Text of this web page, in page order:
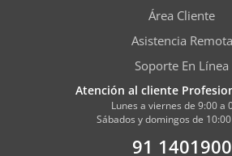
Área Cliente
Asistencia Remota
Soporte En Línea
Atención al cliente
Lunes a viernes de 9:00 a
Sábados y domingos de
91 1401900